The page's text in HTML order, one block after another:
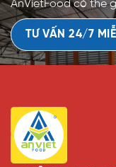
AnVietFood có thể
TƯ VẤN 24/7